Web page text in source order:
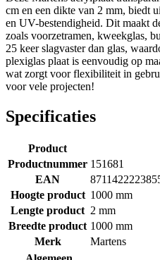
cm en een dikte van 2 mm, biedt
en UV-bestendigheid. Dit maakt
zoals voorzetramen, kweekglas,
25 keer slagvaster dan glas,
plexiglas plaat is eenvoudig op
wat zorgt voor flexibiliteit in
voor vele projecten!
Specificaties
Product
Productnummer 151681
EAN
Hoogte product 1000 mm
Lengte product 2 mm
Breedte product 1000 mm
Merk
Martens